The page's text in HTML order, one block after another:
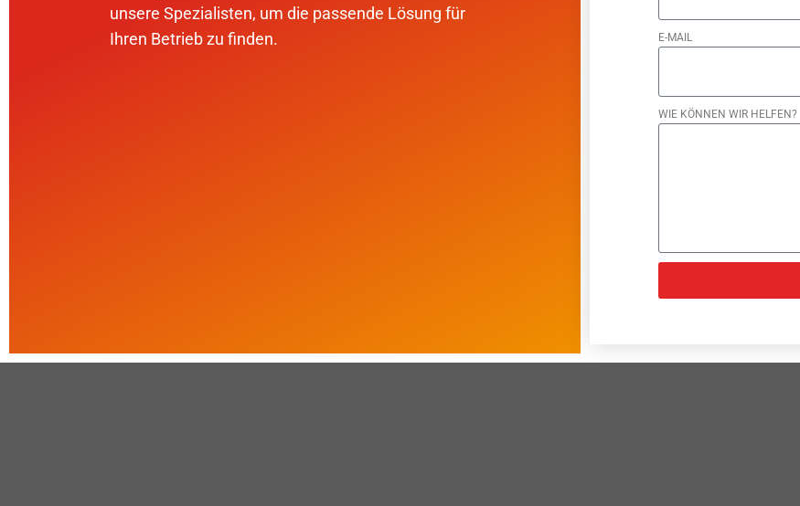
unsere Spezialisten, um die passende Lösung für
Ihren Betrieb zu finden.
E-MAIL
WIE KÖNNEN WIR HELFEN?